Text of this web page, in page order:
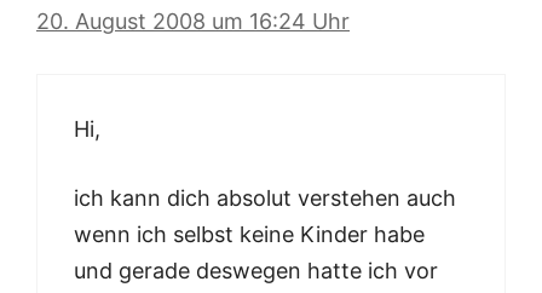
20. August 2008 um 16:24 Uhr
Hi,
ich kann dich absolut verstehen auch
wenn ich selbst keine Kinder habe
und gerade deswegen hatte ich vor